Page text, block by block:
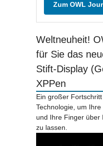
Zum OWL
Weltneuheit!
für Sie das
Stift-Display
XPPen
Ein großer
Technologie, um
und Ihre Finger über
zu lassen.